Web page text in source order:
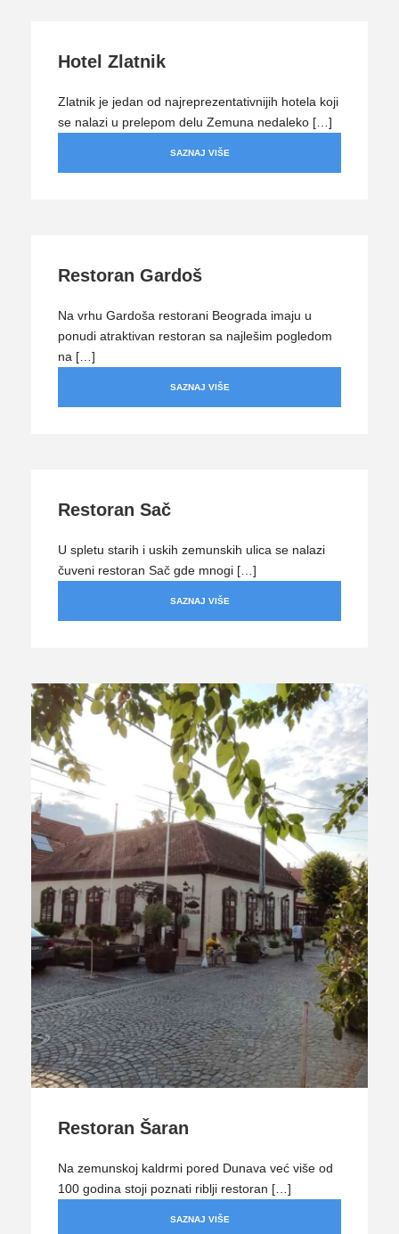
Hotel Zlatnik
Zlatnik je jedan od najreprezentativnijih hotela koji
se nalazi u prelepom delu Zemuna nedaleko […]
SAZNAJ VIŠE
Restoran Gardoš
Na vrhu Gardoša restorani Beograda imaju u
ponudi atraktivan restoran sa najlešim pogledom
na […]
SAZNAJ VIŠE
Restoran Sač
U spletu starih i uskih zemunskih ulica se nalazi
čuveni restoran Sač gde mnogi […]
SAZNAJ VIŠE
Restoran Šaran
Na zemunskoj kaldrmi pored Dunava već više od
100 godina stoji poznati riblji restoran […]
SAZNAJ VIŠE